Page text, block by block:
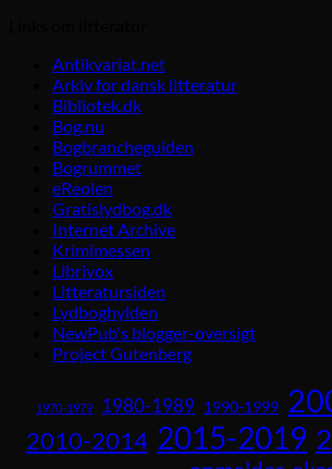
Antikvariat.net
Arkiv for dansk litteratur
Bibliotek.dk
Bog.nu
Bogbrancheguiden
Bogrummet
eReolen
Gratislydbog.dk
Internet Archive
Krimimessen
Librivox
Litteratursiden
Lydboghylden
NewPub's blogger-oversigt
Project Gutenberg
1970-1979 1980-1989 1990-1999
2010-2014 2015-2019